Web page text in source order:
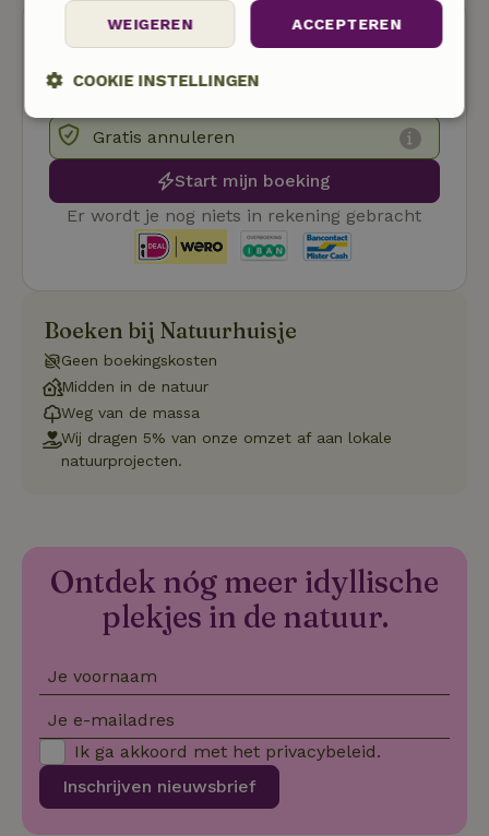
Gratis annuleren
Start mijn boeking
Er wordt je nog niets in rekening gebracht
Boeken bij Natuurhuisje
Geen boekingskosten
Midden in de natuur
Weg van de massa
Wij dragen 5% van onze omzet af aan lokale
natuurprojecten.
Ontdek nóg meer idyllische
plekjes in de natuur.
Je voornaam
Je e-mailadres
Inschrijven nieuwsbrief
Ik ga akkoord met het privacybeleid.
ACCEPTEREN
WEIGEREN
COOKIE INSTELLINGEN
Strikt
noodzakelijk
Prestatie Targeting
Functioneel
Strikt noodzakelijk
Strikt noodzakelijke cookies maken de kernfunctionaliteiten
van de website mogelijk, zoals gebruikersaanmelding en
Naam Vervaldatum
_pinterest_ct_ua
Pinterest Inc.
.ct.pinterest.com
1 jaar
_tt_enable_cookie